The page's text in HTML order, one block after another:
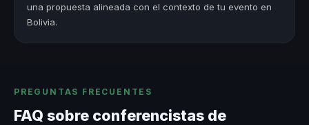
una propuesta alineada con el contexto de tu evento en
Bolivia.
PREGUNTAS FRECUENTES
FAQ sobre conferencistas de